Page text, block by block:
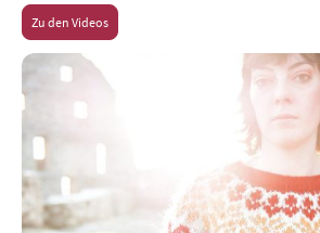
Zu den Videos